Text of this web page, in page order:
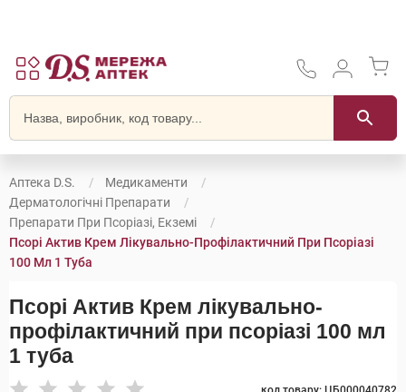
Аптека D.S.
Медикаменти
Дерматологічні Препарати
Препарати При Псоріазі, Екземі
Псорі Актив Крем Лікувально-Профілактичний При Псоріазі
100 Мл 1 Туба
Псорі Актив Крем лікувально-
профілактичний при псоріазі 100 мл
1 туба